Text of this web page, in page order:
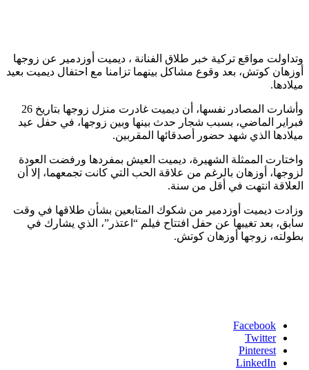
وتداولت مواقع تركية خبر طلاق الفنانة ، ديميت أوزدمير عن زوجها
أوزهان كوتش، بعد وقوع مشاكل بينهما تزامنا مع احتفال ديميت بعيد
ميلادها.
وأشارت المصادر نفسها، أن ديميت غادرت منزل زوجها بتاريخ 26
فبراير الماضي، بسبب شجار حدث بينها وبين زوجها، في حفل عيد
ميلادها الذي شهد حضور أصدقائها المقربين.
واختارت الممثلة الشهيرة، ديميت العيش بمفردها ورفضت العودة
لزوجها، أوزهان بالرغم من علاقة الحب التي كانت تجمعهما، إلا أن
العلاقة انتهت في أقل من سنة.
وزادت ديميت أوزدمير من شكوك المتابعين بشأن طلاقها في وقت
سابق، بعد تغيبها عن حفل افتتاح فيلم “اعتذر”، الذي يشارك في
بطولته، زوجها أوزهان كوتش.
Facebook
Twitter
Pinterest
LinkedIn